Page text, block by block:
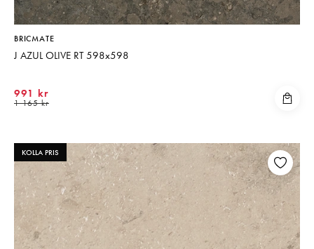
BRICMATE
J AZUL OLIVE RT 598x598
991 kr
1 165 kr
KOLLA PRIS